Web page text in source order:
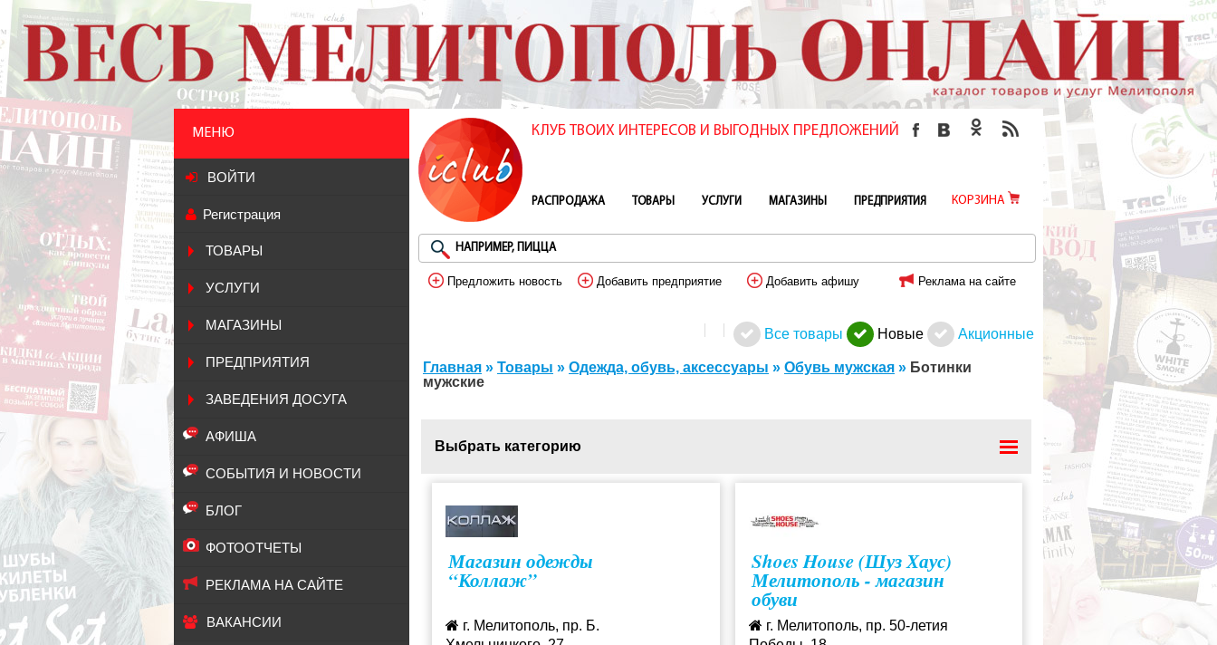
МЕНЮ
ВОЙТИ
Регистрация
ТОВАРЫ
УСЛУГИ
МАГАЗИНЫ
ПРЕДПРИЯТИЯ
ЗАВЕДЕНИЯ ДОСУГА
АФИША
СОБЫТИЯ И НОВОСТИ
БЛОГ
ФОТООТЧЕТЫ
РЕКЛАМА НА САЙТЕ
ВАКАНСИИ
КЛУБ ТВОИХ ИНТЕРЕСОВ И ВЫГОДНЫХ ПРЕДЛОЖЕНИЙ
РАСПРОДАЖА ТОВАРЫ УСЛУГИ МАГАЗИНЫ ПРЕДПРИЯТИЯ КОРЗИНА
Предложить новость Добавить предприятие Добавить афишу Реклама на сайте
Все товары Новые Акционные
Главная » Товары » Одежда, обувь, аксессуары » Обувь мужская » Ботинки
мужские
Выбрать категорию
Мокасины мужские
Кроссовки мужские Кеды мужские
Магазин одежды
“Коллаж”
г. Мелитополь, пр. Б.
Shoes House (Шуз Хаус)
Мелитополь - магазин
обуви
г. Мелитополь, пр. 50-летия